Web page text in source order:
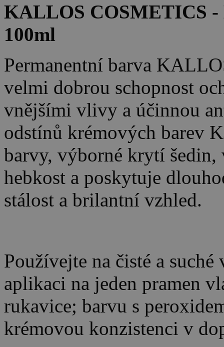
KALLOS COSMETICS
100ml
Permanentní barva
velmi dobrou schopnost
vnějšími vlivy a účinnou
odstínů krémových barev
barvy, výborné krytí šedin,
hebkost a poskytuje
stálost a brilantní vzhled.
Používejte na čisté a
aplikaci na jeden pramen
rukavice; barvu s
krémovou konzistenci v